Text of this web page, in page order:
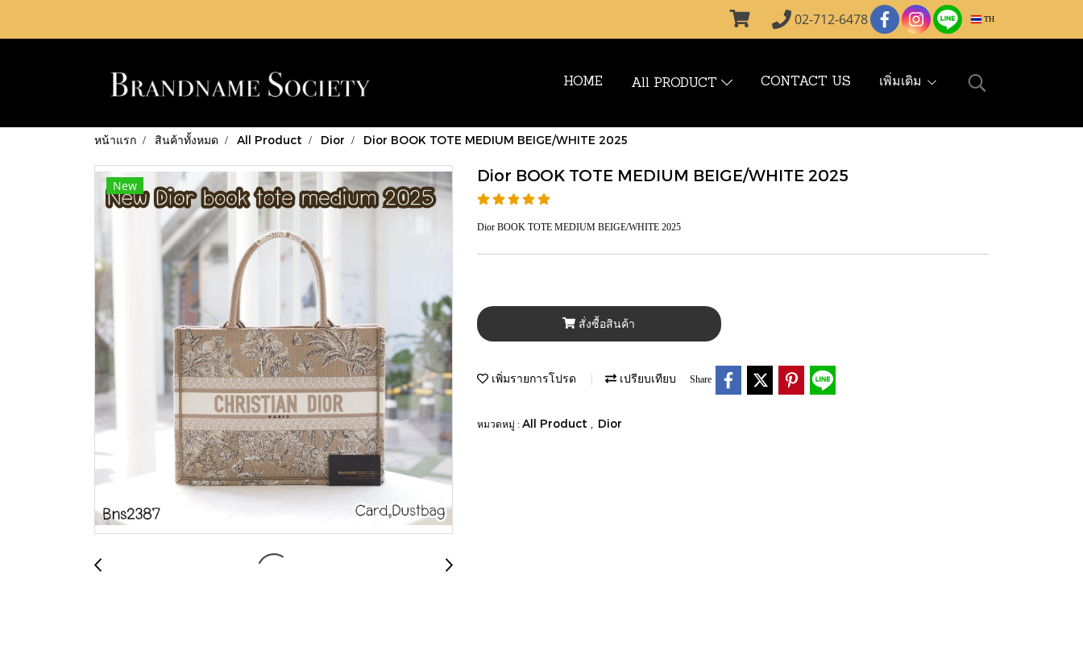
02-712-6478 TH
HOME All PRODUCT CONTACT US เพิ่มเติม
หน้าแรก สินค้าทั้งหมด All Product Dior Dior BOOK TOTE MEDIUM BEIGE/WHITE 2025
New
Dior BOOK TOTE MEDIUM BEIGE/WHITE 2025
Dior BOOK TOTE MEDIUM BEIGE/WHITE 2025
สั่งซื้อสินค้า
เพิ่มรายการโปรด เปรียบเทียบ Share
หมวดหมู่ : All Product Dior